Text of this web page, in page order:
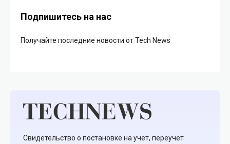
Подпишитесь на нас
Получайте последние новости от Tech News
Свидетельство о постановке на учет, переучет